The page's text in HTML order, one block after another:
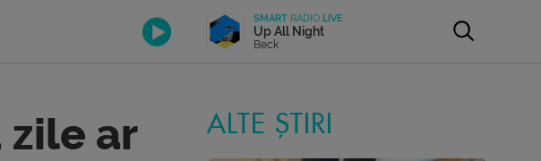
SMART RADIO LIVE
Up All Night
Beck
zile ar
ALTE ȘTIRI